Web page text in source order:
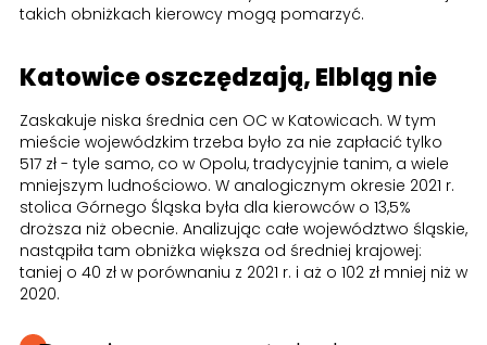
takich obniżkach kierowcy mogą pomarzyć.
Katowice oszczędzają, Elbląg nie
Zaskakuje niska średnia cen OC w Katowicach. W tym
mieście wojewódzkim trzeba było za nie zapłacić tylko
517 zł - tyle samo, co w Opolu, tradycyjnie tanim, a wiele
mniejszym ludnościowo. W analogicznym okresie 2021 r.
stolica Górnego Śląska była dla kierowców o 13,5%
droższa niż obecnie. Analizując całe województwo śląskie,
nastąpiła tam obniżka większa od średniej krajowej:
taniej o 40 zł w porównaniu z 2021 r. i aż o 102 zł mniej niż w
2020.